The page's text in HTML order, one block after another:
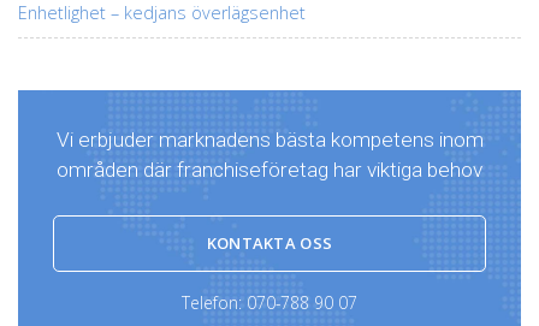
Enhetlighet – kedjans överlägsenhet
Vi erbjuder marknadens bästa kompetens inom
områden där franchiseföretag har viktiga behov
KONTAKTA OSS
Telefon: 070-788 90 07